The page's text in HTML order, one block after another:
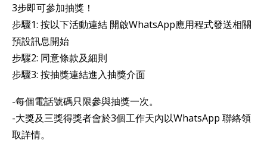
3步即可參加抽獎！
步驟1: 按以下活動連結 開啟WhatsApp應用程式發送相關
預設訊息開始
步驟2: 同意條款及細則
步驟3: 按抽獎連結進入抽獎介面
-每個電話號碼只限參與抽獎一次。
-大獎及三獎得獎者會於3個工作天內以WhatsApp 聯絡領
取詳情。